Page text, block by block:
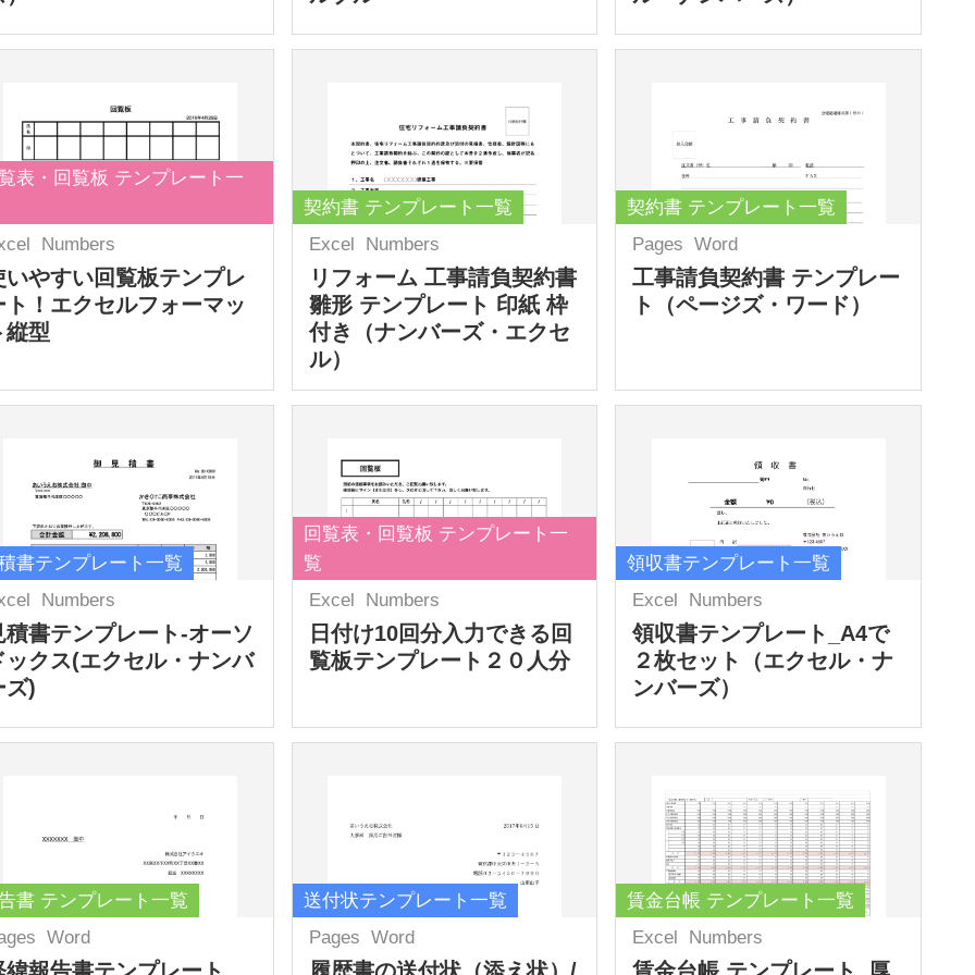
表・回覧板 テンプレート一
Numbers
いやすい回覧板テンプレ
ト！エクセルフォーマッ
縦型
契約書 テンプレート一覧
Excel
Numbers
リフォーム 工事請負契約書
雛形 テンプレート 印紙 枠
付き（ナンバーズ・エクセ
ル）
契約書 テンプレート一覧
Pages Word
工事請負契約書 テンプレー
ト（ページズ・ワード）
書テンプレート一覧
Numbers
積書テンプレート-オーソ
ックス(エクセル・ナンバ
ズ)
回覧表・回覧板 テンプレート一
覧
Excel
Numbers
日付け10回分入力できる回
覧板テンプレート２０人分
領収書テンプレート一覧
Excel
Numbers
領収書テンプレート_A4で
２枚セット（エクセル・ナ
ンバーズ）
書 テンプレート一覧
Word
送付状テンプレート一覧
Pages Word
賃金台帳 テンプレート一覧
Excel
Numbers